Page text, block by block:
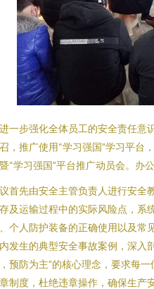
一步强化全体员工的安全责任意
，推广使用“学习强国”学习平台
“学习强国”平台推广动员会。办
首先由安全主管负责人进行安全
及运输过程中的实际风险点，系
个人防护装备的正确使用以及常
发生的典型安全事故案例，深入
预防为主”的核心理念，要求每
制度，杜绝违章操作，确保生产